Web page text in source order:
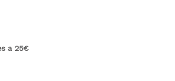
a 25€